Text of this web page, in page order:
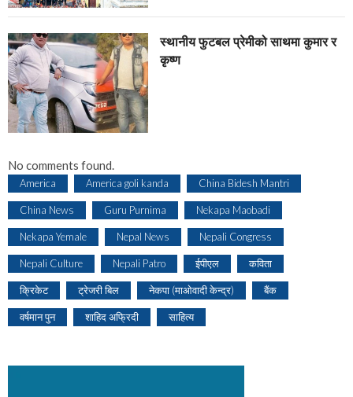
स्थानीय फुटबल प्रेमीको साथमा कुमार र
कृष्ण
No comments found.
America America goli kanda China Bidesh Mantri
China News Guru Purnima Nekapa Maobadi
Nekapa Yemale Nepal News Nepali Congress
Nepali Culture Nepali Patro ईपीएल कविता
क्रिकेट ट्रेजरी बिल नेकपा (माओवादी केन्द्र) बैंक
वर्षमान पुन शाहिद अफ्रिदी साहित्य